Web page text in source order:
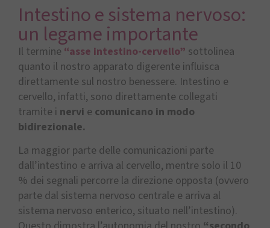
Intestino e sistema nervoso:
un legame importante
Il termine “asse intestino-cervello” sottolinea
quanto il nostro apparato digerente influisca
direttamente sul nostro benessere. Intestino e
cervello, infatti, sono direttamente collegati
tramite i nervi e comunicano in modo
bidirezionale.
La maggior parte delle comunicazioni parte
dall’intestino e arriva al cervello, mentre solo il 10
% dei segnali percorre la direzione opposta (ovvero
parte dal sistema nervoso centrale e arriva al
sistema nervoso enterico, situato nell’intestino).